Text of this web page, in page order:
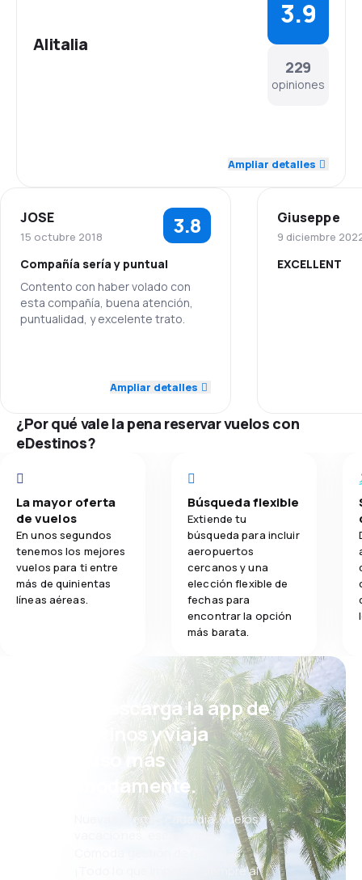
Alitalia
229
opiniones
3.9
Red de conexiones 4.1
Precio del billete 3.7
Comodidad de viaje
Ampliar detalles
JOSE
15 octubre 2018 3.8
Compañía sería y puntual
Contento con haber volado con
esta compañía, buena atención,
puntualidad, y excelente trato.
5.0
Red de conexiones 3.0
3.0
Comodidad de viaje 3.0
Transporte de equipaje 5.0
Comidas 1.0
Ampliar detalles
Giuseppe
9 diciembre
EXCELLENT
¿Por qué vale la pena reservar vuelos con
eDestinos?
La mayor oferta
de vuelos
En unos segundos
tenemos los mejores
vuelos para ti entre
más de quinientas
líneas aéreas.
Búsqueda flexible
Extiende tu
búsqueda para incluir
aeropuertos
cercanos y una
elección flexible de
fechas para
encontrar la opción
más barata.
¡Eh! Descarga la app de
eDestinos y viaja
incluso más
cómodamente.
Nuevas ofertas cada día: vuelos,
vacaciones, escapadas
Cómoda gestión de reservas
¡Todo lo que importa, siempre al